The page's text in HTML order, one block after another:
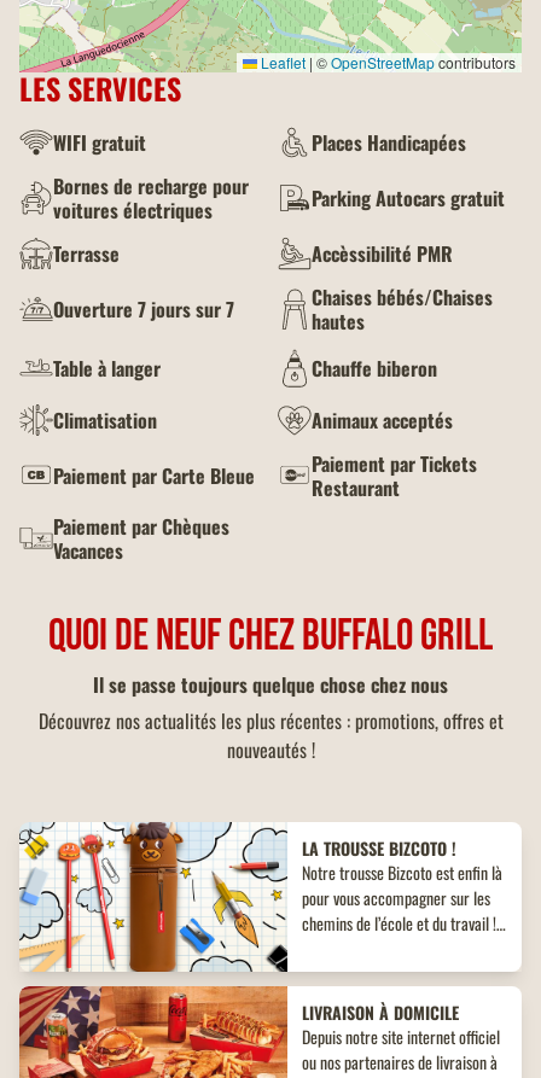
Leaflet | ©OpenStreetMapcontributors
LES SERVICES
WIFI gratuit
Places Handicapées
Bornes de recharge pour
voitures électriques
Parking Autocars gratuit
Terrasse
Accèssibilité PMR
Ouverture 7 jours sur 7
Chaises bébés/Chaises
hautes
Table à langer
Chauffe biberon
Climatisation
Animaux acceptés
Paiement par Carte Bleue
Paiement par Tickets
Restaurant
Paiement par Chèques
Vacances
QUOI DE NEUF CHEZ BUFFALO GRILL
Il se passe toujours quelque chose chez nous
Découvrez nos actualités les plus récentes : promotions, offres et
nouveautés !
LA TROUSSE BIZCOTO !
Notre trousse Bizcoto est enfin là
pour vous accompagner sur les
chemins de l’école et du travail !
inédit à ne pas manquer !
LIVRAISON À DOMICILE
Depuis notre site internet officiel
ou nos partenaires de livraison à